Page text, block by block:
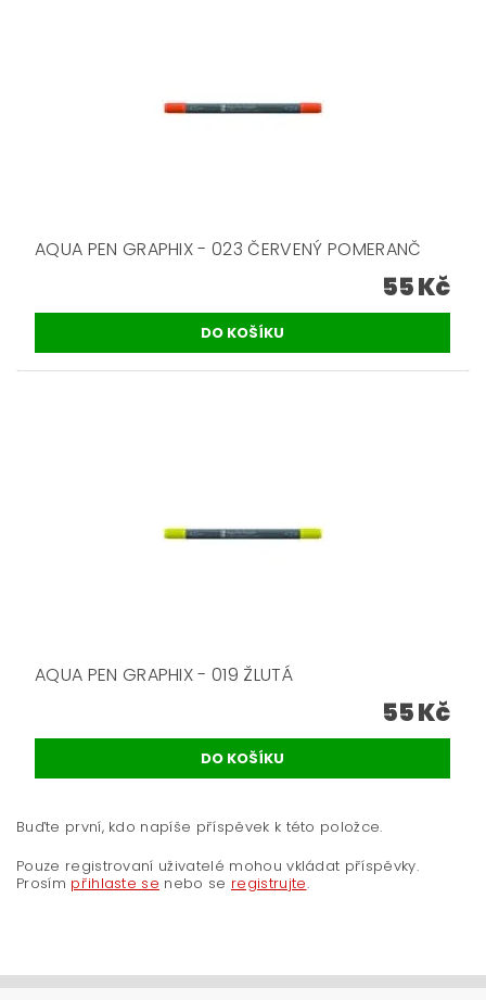
AQUA PEN GRAPHIX - 023 ČERVENÝ POMERANČ
55 Kč
AQUA PEN GRAPHIX - 019 ŽLUTÁ
55 Kč
Buďte první, kdo napíše příspěvek k této položce.
Pouze registrovaní uživatelé mohou vkládat příspěvky.
Prosím přihlaste se nebo se registrujte.